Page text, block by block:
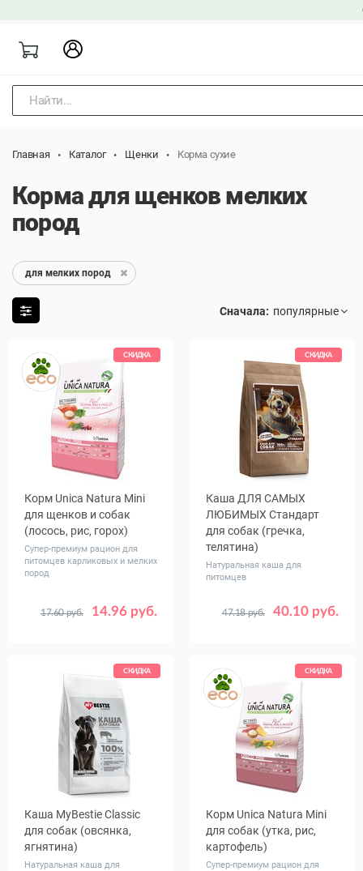
Найти...
Главная Каталог Щенки Корма сухие
Корма для щенков мелких
пород
для мелких пород
Сначала:
СКИДКА
Корм Unica Natura Mini
для щенков и собак
(лосось, рис, горох)
Супер-премиум рацион для
питомцев карликовых и мелких
пород
14.96 руб.
17.60 руб.
Вес, кг 0.8 2.5 7.5
СКИДКА
Каша ДЛЯ САМЫХ
ЛЮБИМЫХ Стандарт
для собак (гречка,
телятина)
Натуральная каша для
питомцев
40.10 руб.
47.18 руб.
Вес, кг 1 5
СКИДКА
Каша MуBestie Classic
для собак (овсянка,
ягнятина)
Натуральная каша для
СКИДКА
Корм Unica Natura Mini
для собак (утка, рис,
картофель)
Супер-премиум рацион для